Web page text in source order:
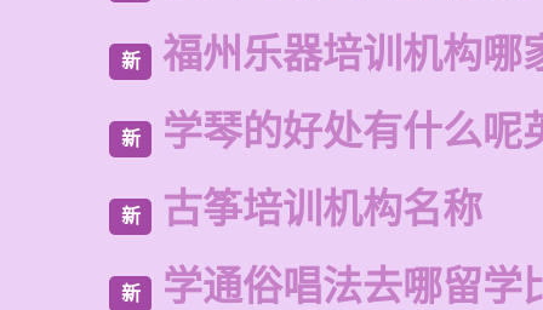
新 福州乐器培训机构哪
新 学琴的好处有什么呢
新 古筝培训机构名称
新 学通俗唱法去哪留学